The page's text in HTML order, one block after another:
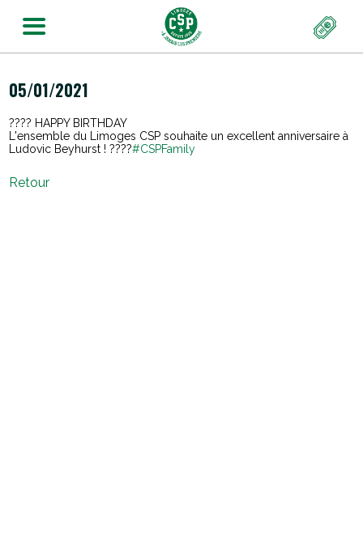
05/01/2021
???? HAPPY BIRTHDAY
L'ensemble du Limoges CSP souhaite un excellent anniversaire à
Ludovic Beyhurst ! ????#CSPFamily
Retour